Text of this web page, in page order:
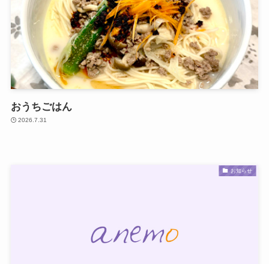
おうちごはん
2026.7.31
お知らせ